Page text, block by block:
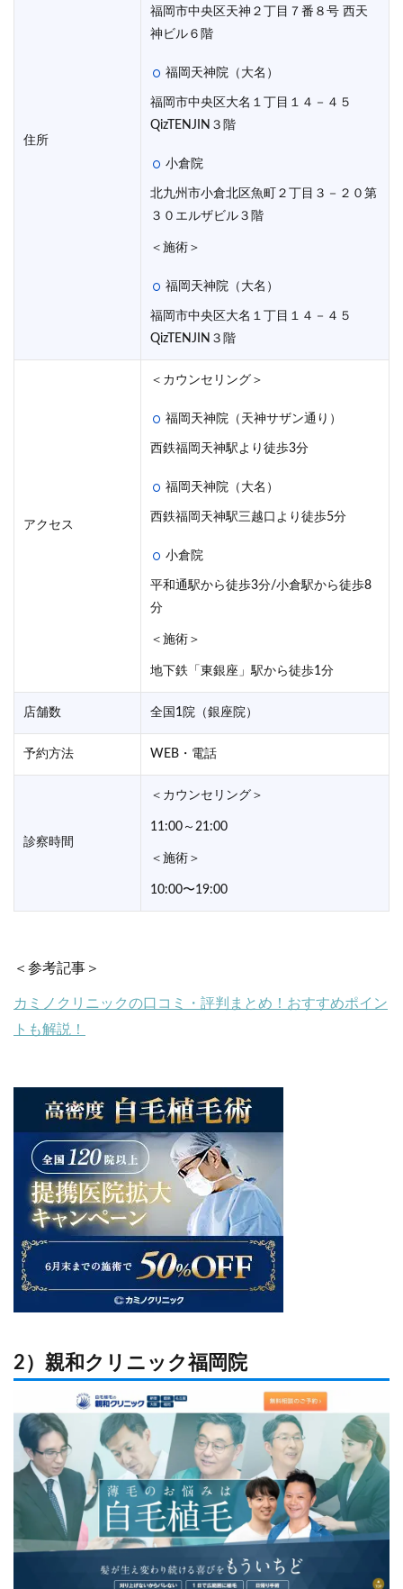
住所
福岡市中央区天神２丁目７番８号 西天
神ビル６階
福岡天神院（大名）
福岡市中央区大名１丁目１４－４５
QizTENJIN３階
小倉院
北九州市小倉北区魚町２丁目３－２０第
３０エルザビル３階
＜施術＞
福岡天神院（大名）
福岡市中央区大名１丁目１４－４５
QizTENJIN３階
アクセス
＜カウンセリング＞
福岡天神院（天神サザン通り）
西鉄福岡天神駅より徒歩3分
福岡天神院（大名）
西鉄福岡天神駅三越口より徒歩5分
小倉院
平和通駅から徒歩3分/小倉駅から徒歩8
分
＜施術＞
地下鉄「東銀座」駅から徒歩1分
店舗数 全国1院（銀座院）
予約方法 WEB・電話
診察時間
＜カウンセリング＞
11:00～21:00
＜施術＞
10:00〜19:00
＜参考記事＞
カミノクリニックの口コミ・評判まとめ！おすすめポイン
トも解説！
2）親和クリニック福岡院